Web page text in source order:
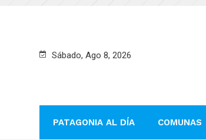
Sábado, Ago 8, 2026
PATAGONIA AL DÍA COMUNAS